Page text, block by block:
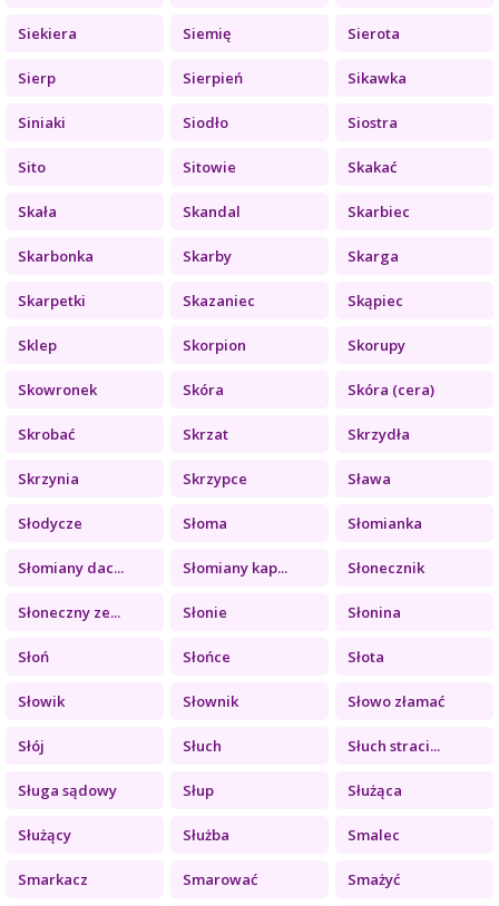
Siekiera Siemię Sierota
Sierp Sierpień Sikawka
Siniaki Siodło Siostra
Sito Sitowie Skakać
Skała Skandal Skarbiec
Skarbonka Skarby Skarga
Skarpetki Skazaniec Skąpiec
Sklep Skorpion Skorupy
Skowronek Skóra Skóra (cera)
Skrobać Skrzat Skrzydła
Skrzynia Skrzypce Sława
Słodycze Słoma Słomianka
Słomiany dac... Słomiany kap... Słonecznik
Słoneczny ze... Słonie Słonina
Słoń Słońce Słota
Słowik Słownik Słowo złamać
Słój Słuch Słuch straci...
Sługa sądowy Słup Służąca
Służący Służba Smalec
Smarkacz Smarować Smażyć